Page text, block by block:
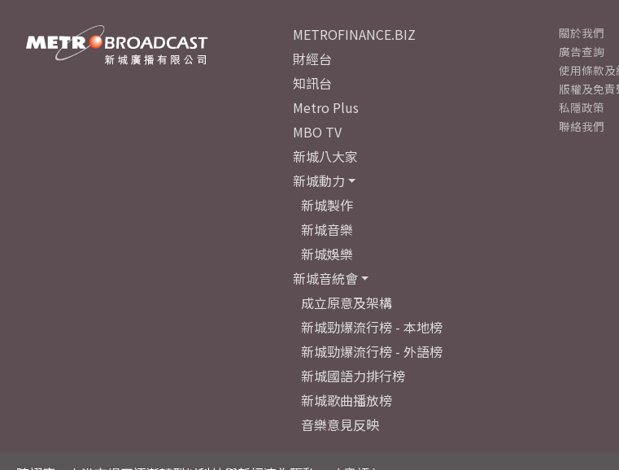
METROFINANCE.BIZ
財經台
知訊台
Metro Plus
MBO TV
新城八大家
新城動力
新城製作
新城音樂
新城娛樂
新城音統會
成立原意及架構
新城勁爆流行榜 - 本地榜
新城勁爆流行榜 - 外語榜
新城國語力排行榜
新城歌曲播放榜
音樂意見反映
關於我們
廣告查詢
使用條款及
版權及免責
私隱政策
聯絡我們